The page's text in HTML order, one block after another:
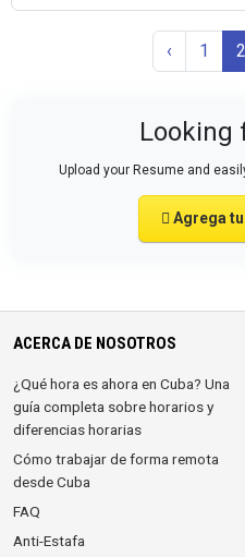
‹ 1 2
Looking
Upload your Resume and
Agrega
ACERCA DE NOSOTROS
¿Qué hora es ahora en Cuba? Una
guía completa sobre horarios y
diferencias horarias
Cómo trabajar de forma remota
desde Cuba
FAQ
Anti-Estafa